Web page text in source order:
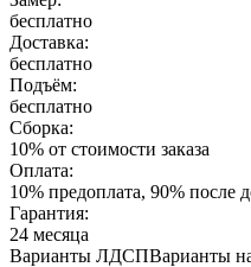
бесплатно
Доставка:
бесплатно
Подъём:
бесплатно
Сборка:
10% от стоимости заказа
Оплата:
10% предоплата, 90% после
Гарантия:
24 месяца
Варианты ЛДСПВарианты